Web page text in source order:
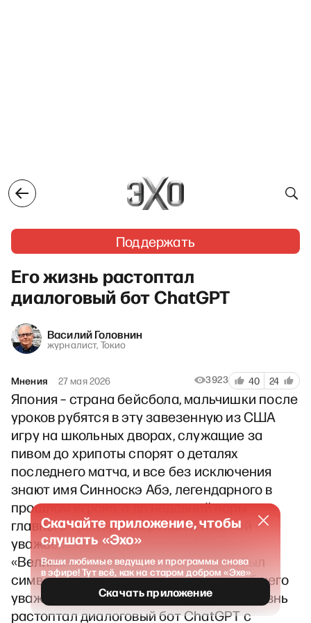
Поддержать
Его жизнь растоптал
диалоговый бот ChatGPT
Василий Головнин
журналист, Токио
Мнения 27 мая 2026 3923 40 24
Япония – страна бейсбола, мальчишки после
уроков рубятся в эту завезенную из США
игру на школьных дворах, служащие за
пивом до хрипоты спорят о деталях
последнего матча, и все без исключения
знают имя Синноскэ Абэ, легендарного в
прошлом игрока, а до недавней поры
главного тренера старейшей и самой
уважаемой команды Yomiuri Giants,
«Великаны Иомиури». Этот человек был
символом спортивного успеха и всеобщего
уважения, однако на этой неделе его жизнь
растоптал диалоговый бот ChatGPT с
Скачайте приложение, чтобы
слушать «Эхо»
Ваши любимые ведущие и программы снова
в эфире! Тут всё, как на старом добром «Эхе»
Скачать приложение